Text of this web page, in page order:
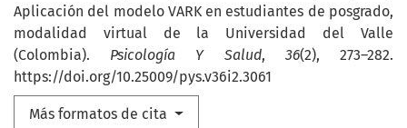
Aplicación del modelo VARK en estudiantes de posgrado,
modalidad virtual de la Universidad del Valle
(Colombia). Psicología Y Salud, 36(2), 273–282.
https://doi.org/10.25009/pys.v36i2.3061
Más formatos de cita